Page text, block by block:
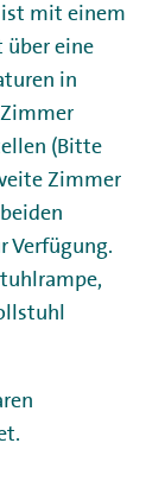
ist mit einem
eine
in
(Bitte
Zimmer
Verfügung.